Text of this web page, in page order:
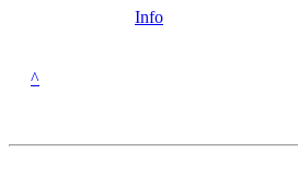
Info
^